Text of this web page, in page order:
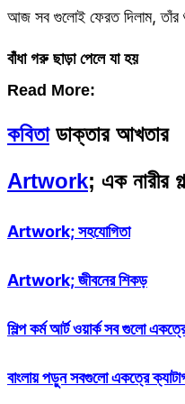
আজ সব গুলোই ফেরত দিলাম, তাঁর
বাঁধা গরু ছাড়া পেলে যা হয়
Read More:
কবিতাডাক্তার আখতার
Artwork; এক নারীর
Artwork; সহযোগিতা
Artwork; জীবনের শিকড়
শিল্প কর্ম আর্ট ওয়ার্ক সব গুলো
বাংলায় পড়ুন সবগুলো একত্রে